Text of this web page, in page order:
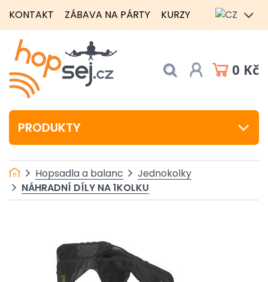
KONTAKT ZÁBAVA NA PÁRTY KURZY
0 Kč
PRODUKTY
Hopsadla a balanc
Jednokolky
NÁHRADNÍ DÍLY NA 1KOLKU